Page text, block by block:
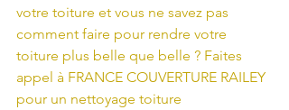
votre toiture et vous ne savez pas
comment faire pour rendre votre
toiture plus belle que belle ? Faites
appel à FRANCE COUVERTURE RAILEY
pour un nettoyage toiture